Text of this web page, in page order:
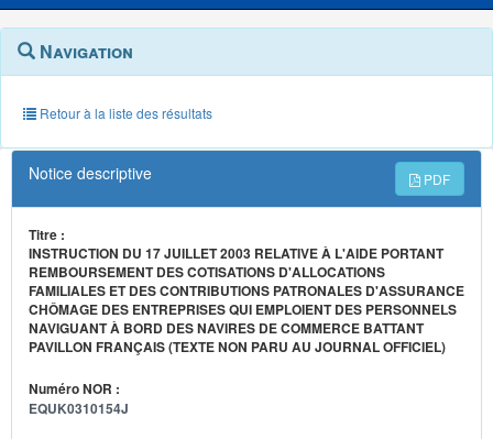
Navigation
outils
annexes
Menu
contextuel
Navigation
Retour à la liste des résultats
Notice descriptive PDF
Titre :
INSTRUCTION DU 17 JUILLET 2003 RELATIVE À L'AIDE PORTANT
REMBOURSEMENT DES COTISATIONS D'ALLOCATIONS
FAMILIALES ET DES CONTRIBUTIONS PATRONALES D'ASSURANCE
CHÔMAGE DES ENTREPRISES QUI EMPLOIENT DES PERSONNELS
NAVIGUANT À BORD DES NAVIRES DE COMMERCE BATTANT
PAVILLON FRANÇAIS (TEXTE NON PARU AU JOURNAL OFFICIEL)
Numéro NOR :
EQUK0310154J